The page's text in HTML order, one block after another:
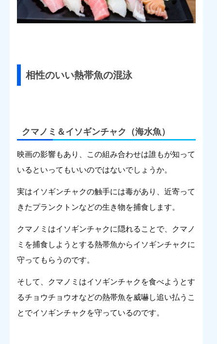
相性のいい熱帯魚の混泳
クマノミ＆イソギンチャク（海水魚）
映画の影響もあり、この組み合わせは誰もが知って
いるといってもいいのではないでしょうか。
実はイソギンチャクの触手には毒があり、近寄って
きたプランクトンなどの生き物を捕食します。
クマノミはイソギンチャクに隠れることで、クマノ
ミを捕食しようとする熱帯魚からイソギンチャクに
守ってもらうのです。
そして、クマノミはイソギンチャクを食べようとす
るチョウチョウオなどの熱帯魚を威嚇し追い払うこ
とでイソギンチャクを守っているのです。